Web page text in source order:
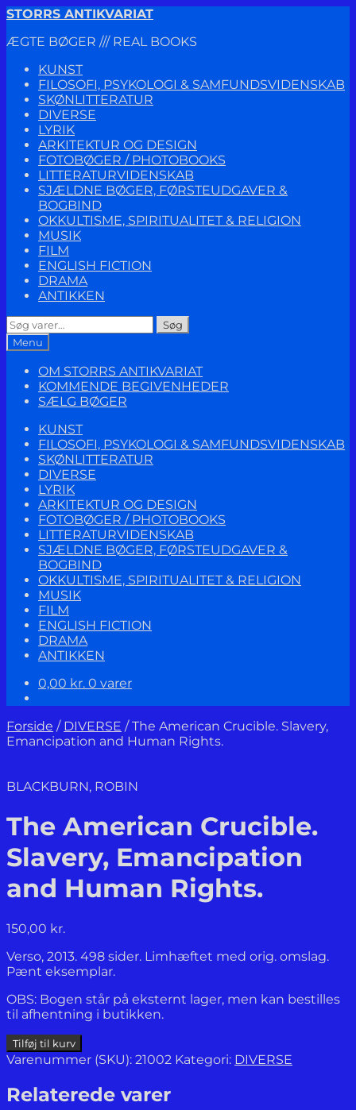
Spring
navigation
Spring
indhold
STORRS ANTIKVARIAT
ÆGTE BØGER /// REAL BOOKS
KUNST
FILOSOFI, PSYKOLOGI & SAMFUNDSVIDENSKAB
SKØNLITTERATUR
DIVERSE
LYRIK
ARKITEKTUR OG DESIGN
FOTOBØGER / PHOTOBOOKS
LITTERATURVIDENSKAB
SJÆLDNE BØGER, FØRSTEUDGAVER &
BOGBIND
OKKULTISME, SPIRITUALITET & RELIGION
MUSIK
FILM
ENGLISH FICTION
DRAMA
ANTIKKEN
Søg
efter:
Søg
Menu
OM STORRS ANTIKVARIAT
KOMMENDE BEGIVENHEDER
SÆLG BØGER
KUNST
FILOSOFI, PSYKOLOGI & SAMFUNDSVIDENSKAB
SKØNLITTERATUR
DIVERSE
LYRIK
ARKITEKTUR OG DESIGN
FOTOBØGER / PHOTOBOOKS
LITTERATURVIDENSKAB
SJÆLDNE BØGER, FØRSTEUDGAVER &
BOGBIND
OKKULTISME, SPIRITUALITET & RELIGION
MUSIK
FILM
ENGLISH FICTION
DRAMA
ANTIKKEN
0,00 kr. 0 varer
Forside / DIVERSE /The American Crucible. Slavery,
Emancipation and Human Rights.
BLACKBURN, ROBIN
The American Crucible.
Slavery, Emancipation
and Human Rights.
150,00 kr.
Verso, 2013. 498 sider. Limhæftet med orig. omslag.
Pænt eksemplar.
OBS: Bogen står på eksternt lager, men kan bestilles
til afhentning i butikken.
The
American
Slavery,
Emancipation
Tilføj til kurv
Varenummer (SKU): 21002 Kategori: DIVERSE
Relaterede varer